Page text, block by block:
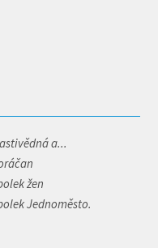
a...
žen
Jednoměsto.